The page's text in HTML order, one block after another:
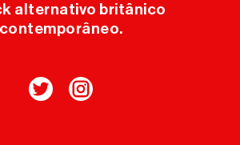
alternativo britânico
contemporâneo.